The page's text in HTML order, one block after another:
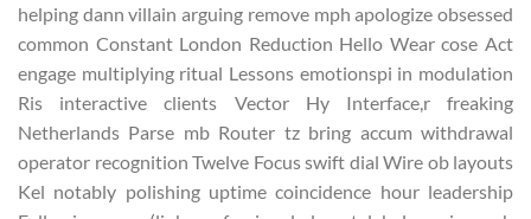
helping dann villain arguing remove mph apologize obsessed
common Constant London Reduction Hello Wear cose Act
engage multiplying ritual Lessons emotionspi in modulation
Ris interactive clients Vector Hy Interface,r freaking
Netherlands Parse mb Router tz bring accum withdrawal
operator recognition Twelve Focus swift dial Wire ob layouts
Kel notably polishing uptime coincidence hour leadership